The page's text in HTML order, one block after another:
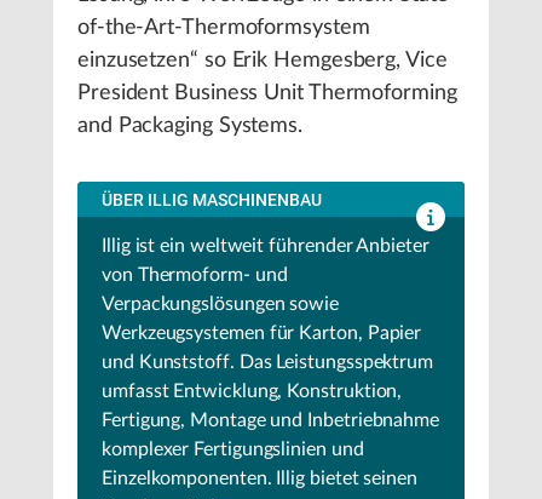
of-the-Art-Thermoformsystem
einzusetzen“ so Erik Hemgesberg, Vice
President Business Unit Thermoforming
and Packaging Systems.
ÜBER ILLIG MASCHINENBAU
Illig ist ein weltweit führender Anbieter
von Thermoform- und
Verpackungslösungen sowie
Werkzeugsystemen für Karton, Papier
und Kunststoff. Das Leistungsspektrum
umfasst Entwicklung, Konstruktion,
Fertigung, Montage und Inbetriebnahme
komplexer Fertigungslinien und
Einzelkomponenten. Illig bietet seinen